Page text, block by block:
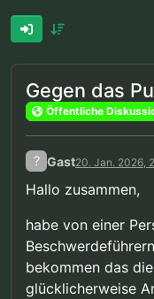
Gegen das
Öffentliche
? Gast20. Jan. 2026,
Hallo zusammen,
habe von einer
bekommen das
glücklicherweise